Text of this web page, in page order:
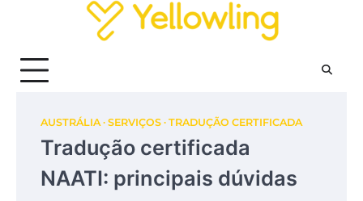
AUSTRÁLIA SERVIÇOS TRADUÇÃO CERTIFICADA
Tradução certificada
NAATI: principais dúvidas